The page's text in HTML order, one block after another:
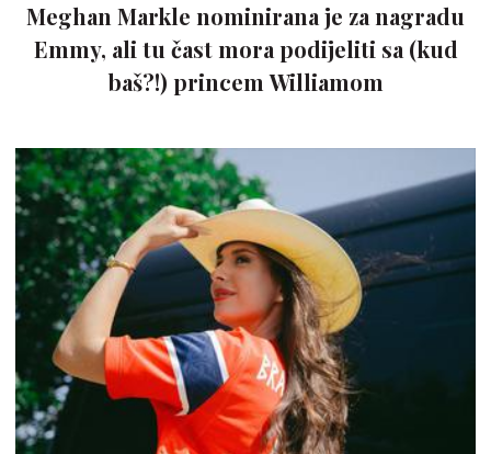
Meghan Markle nominirana je za nagradu
Emmy, ali tu čast mora podijeliti sa (kud
baš?!) princem Williamom